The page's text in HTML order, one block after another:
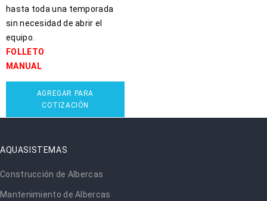
hasta toda una temporada
sin necesidad de abrir el
equipo.
FOLLETO
MANUAL
AGREGAR PARA
COTIZACIÓN
AQUASISTEMAS
Construcción de Albercas
Mantenimiento de Albercas